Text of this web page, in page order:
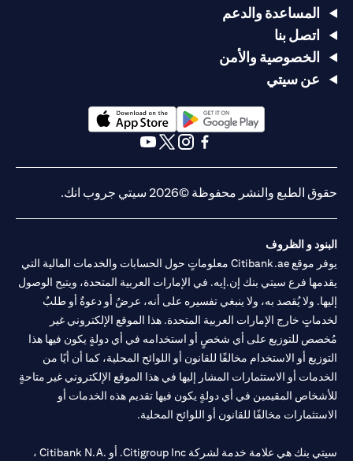
المساعدة والدعم
اتصل بنا
الخصوصية والأمن
عن سيتي
opens in a new tab
opens in a new tab
حقوق الطبع والنشر محفوظة ©2026 سيتي جروب انك.
البنود و الظروف
يوفر موقع Citibank.ae معلوماتٍ حول الحسابات والخدمات المالية التي
يقدمها فرع سيتي بنك إن.إيه. في الإمارات العربية المتحدة، ويتيح الوصول
إليها. ولا يُقصد به، ولا ينبغي تفسيره على أنه، عرضٌ أو دعوةٌ أو طلبٌ
لخدماتٍ خارج الإمارات العربية المتحدة. هذا الموقع الإلكتروني غير
مُخصص للتوزيع على أي شخصٍ أو استخدامه في أي دولةٍ يكون فيها هذا
التوزيع أو الاستخدام مخالفًا للقانون أو اللوائح المحلية، كما أن أيًا من
الخدمات أو الاستثمارات المشار إليها في هذا الموقع الإلكتروني غير متاحةٍ
للأشخاص المقيمين في أي دولةٍ يكون فيها تقديم هذه الخدمات أو
الاستثمارات مخالفًا للقانون أو اللوائح المحلية.
سيتي بنك هي علامة خدمة لشركة Citigroup Inc. أو .Citibank N.A ،